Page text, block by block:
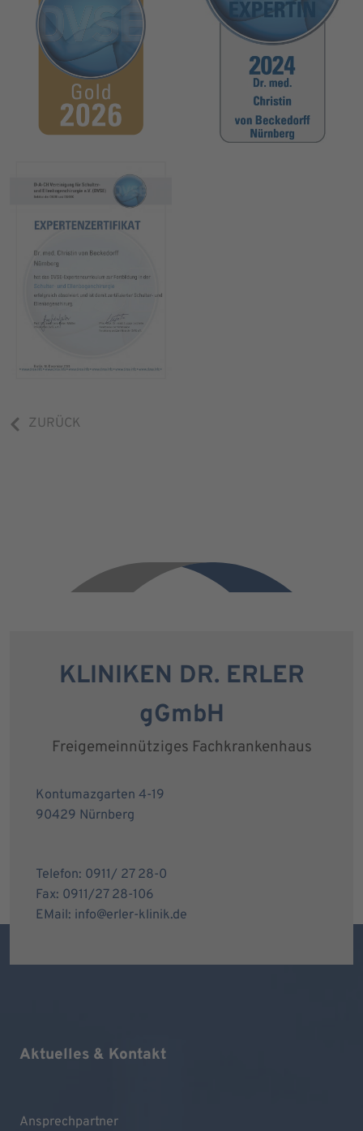
ZURÜCK
KLINIKEN DR. ERLER
gGmbH
Freigemeinnütziges Fachkrankenhaus
Kontumazgarten 4-19
90429 Nürnberg
Telefon: 0911/ 27 28-0
Fax: 0911/27 28-106
EMail: info@erler-klinik.de
Aktuelles & Kontakt
Ansprechpartner